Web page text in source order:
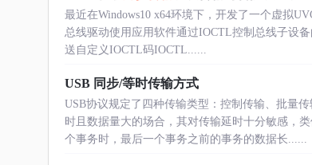
最近在Windows10 x64环境下，开发了一个虚拟
总线驱动使用应用软件通过IOCTL控制总线子设
送自定义IOCTL码IOCTL......
USB 同步/等时传输方式
USB协议规定了四种传输类型：控制传输、批量传
时且数据量大的场合，其对传输延时十分敏感，
个事务时，最后一个事务之前的事务的数据长......